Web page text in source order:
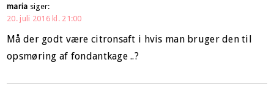
maria siger:
20. juli 2016 kl. 21:00
Må der godt være citronsaft i hvis man bruger den til
opsmøring af fondantkage ..?